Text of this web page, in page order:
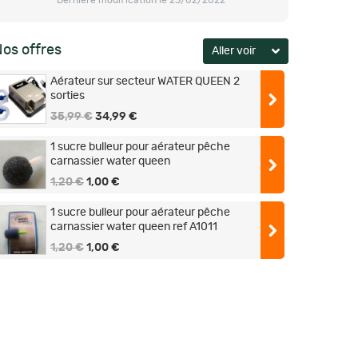
offres
Aérateur sur secteur WATER QUEEN 2
sorties
35,99 € 34,99 €
1 sucre bulleur pour aérateur pêche
carnassier water queen
1,20 € 1,00 €
1 sucre bulleur pour aérateur pêche
carnassier water queen ref A1011
1,20 € 1,00 €